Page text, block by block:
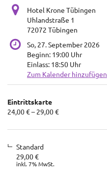
Hotel Krone Tübingen
Uhlandstraße 1
72072 Tübingen
So, 27. September 2026
Beginn: 19:00 Uhr
Einlass: 18:50 Uhr
Zum Kalender hinzufügen
Unkategorisierte
Eintrittskarte
von
bis
24,00 € – 29,00 €
Standard
29,00 €
inkl. 7% MwSt.